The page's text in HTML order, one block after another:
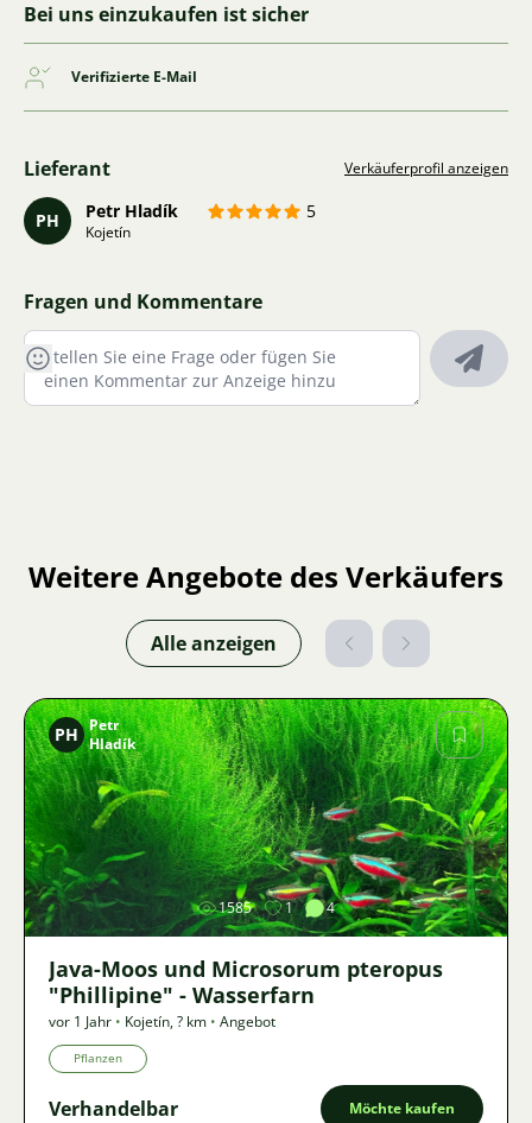
Bei uns einzukaufen ist sicher
Verifizierte E-Mail
Lieferant Verkäuferprofil anzeigen
PH Petr Hladík 5
Kojetín
Fragen und Kommentare
Weitere Angebote des Verkäufers
Alle anzeigen
Bild
PH Petr
Hladík
1585 1 4
Java-Moos und Microsorum pteropus
"Phillipine" - Wasserfarn
vor 1 Jahr • Kojetín,? km • Angebot
Pflanzen
Verhandelbar Möchte kaufen